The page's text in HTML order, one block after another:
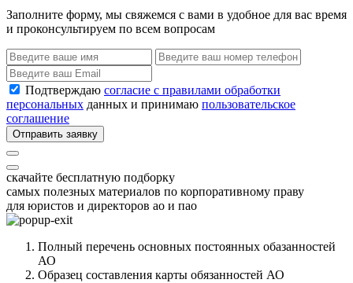
Заполните форму, мы свяжемся с вами в удобное для вас время
и проконсультируем по всем вопросам
Подтверждаю согласие с правилами обработки
персональных данных и принимаю пользовательское
соглашение
Отправить заявку
скачайте бесплатную подборку
самых полезных материалов по корпоративному праву
для юристов и директоров ао и пао
Полный перечень основных постоянных обазанностей
АО
Образец составления карты обязанностей АО